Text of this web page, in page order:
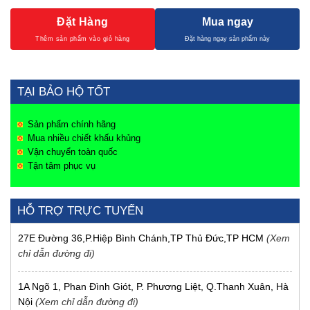
Đặt Hàng Mua ngay
TẠI BẢO HỘ TỐT
Sản phẩm chính hãng
Mua nhiều chiết khấu khủng
Vận chuyển toàn quốc
Tận tâm phục vụ
HỖ TRỢ TRỰC TUYẾN
27E Đường 36,P.Hiệp Bình Chánh,TP Thủ Đức,TP HCM (Xem
chỉ dẫn đường đi)
1A Ngõ 1, Phan Đình Giót, P. Phương Liệt, Q.Thanh Xuân, Hà
Nội (Xem chỉ dẫn đường đi)